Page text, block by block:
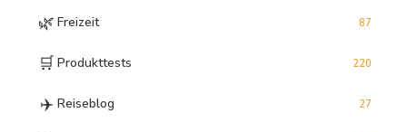
🌿 Freizeit 87
🛒 Produkttests 220
✈️ Reiseblog 27